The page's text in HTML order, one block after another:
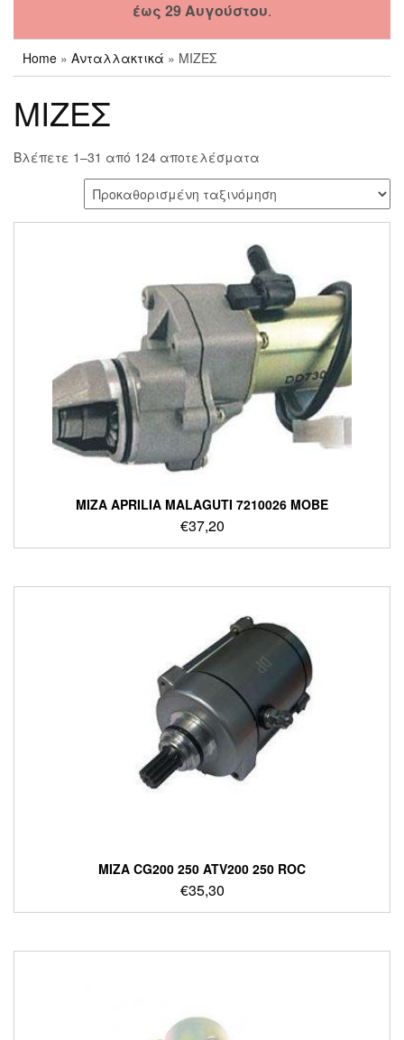
έως 29 Αυγούστου.
Home » Ανταλλακτικά » ΜΙΖΕΣ
ΜΙΖΕΣ
Βλέπετε 1–31 από 124 αποτελέσματα
ΜΙΖΑ APRILIA MALAGUTI 7210026 MOBE
€37,20
ΜΙΖΑ CG200 250 ATV200 250 ROC
€35,30